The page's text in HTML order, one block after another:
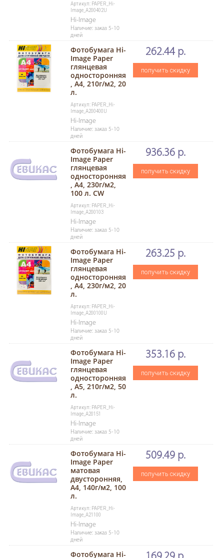
Артикул: PAPER_Hi-
Image_A200402U
Hi-Image
Наличие: заказ 5-10
дней
Фотобумага Hi-
Image Paper
глянцевая
односторонняя
, A4, 210г/м2, 20
л.
Артикул: PAPER_Hi-
Image_A200400U
Hi-Image
Наличие: заказ 5-10
дней
262.44 р.
получить скидку
Фотобумага Hi-
Image Paper
глянцевая
односторонняя
, A4, 230г/м2,
100 л. CW
Артикул: PAPER_Hi-
Image_A200103
Hi-Image
Наличие: заказ 5-10
дней
936.36 р.
получить скидку
Фотобумага Hi-
Image Paper
глянцевая
односторонняя
, A4, 230г/м2, 20
л.
Артикул: PAPER_Hi-
Image_A200100U
Hi-Image
Наличие: заказ 5-10
дней
263.25 р.
получить скидку
Фотобумага Hi-
Image Paper
глянцевая
односторонняя
, A5, 210г/м2, 50
л.
Артикул: PAPER_Hi-
Image_A20151
Hi-Image
Наличие: заказ 5-10
дней
353.16 р.
получить скидку
Фотобумага Hi-
Image Paper
матовая
двусторонняя,
A4, 140г/м2, 100
л.
Артикул: PAPER_Hi-
Image_A21100
Hi-Image
Наличие: заказ 5-10
дней
509.49 р.
получить скидку
Фотобумага Hi-